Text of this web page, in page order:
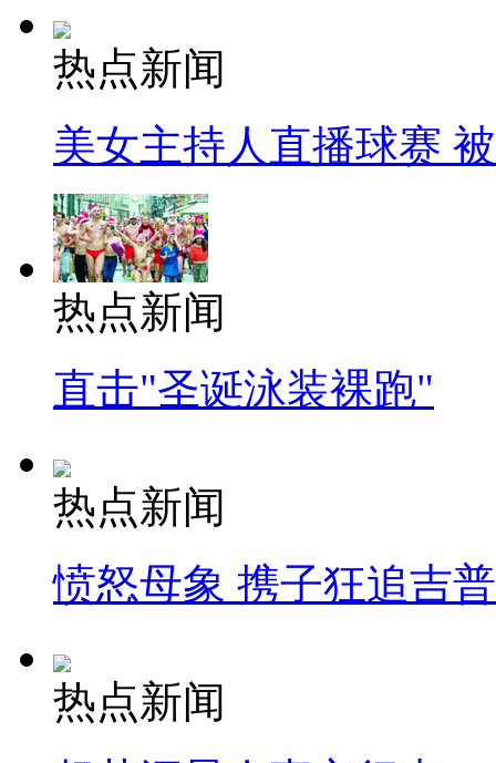
热点新闻
美女主持人直播球赛
热点新闻
直击"圣诞泳装裸跑"
热点新闻
愤怒母象 携子狂追吉
热点新闻